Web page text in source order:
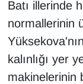
Batı illerinde
normallerinin
kalınlığı yer
makinelerinin
SAĞLIK
Seri İlan